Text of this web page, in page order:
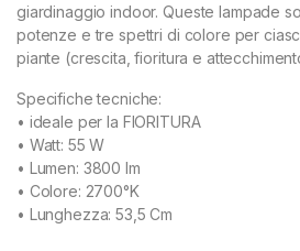
giardinaggio indoor. Queste lampade
potenze e tre spettri di colore per
piante (crescita, fioritura e
Specifiche tecniche:
• ideale per la FIORITURA
• Watt: 55 W
• Lumen: 3800 lm
• Colore: 2700°K
• Lunghezza: 53,5 Cm